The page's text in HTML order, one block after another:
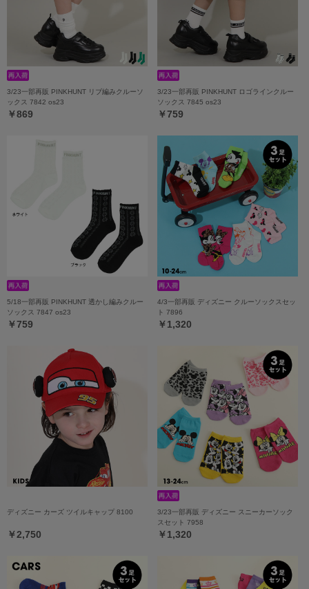
3/23一部再販 PINKHUNT リブ編みクルーソ
ックス 7842 os23
￥869
3/23一部再販 PINKHUNT ロゴラインクルー
ソックス 7845 os23
￥759
5/18一部再販 PINKHUNT 透かし編みクルー
ソックス 7847 os23
￥759
4/3一部再販 ディズニー クルーソックスセッ
ト 7896
￥1,320
ディズニー カーズ ツイルキャップ 8100
￥2,750
3/23一部再販 ディズニー スニーカーソック
スセット 7958
￥1,320